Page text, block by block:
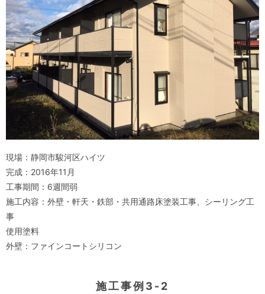
現場：静岡市駿河区ハイツ
完成：2016年11月
工事期間：6週間弱
施工内容：外壁・軒天・鉄部・共用通路床塗装工事、シーリング工
事
使用塗料
外壁：ファインコートシリコン
施工事例3-2